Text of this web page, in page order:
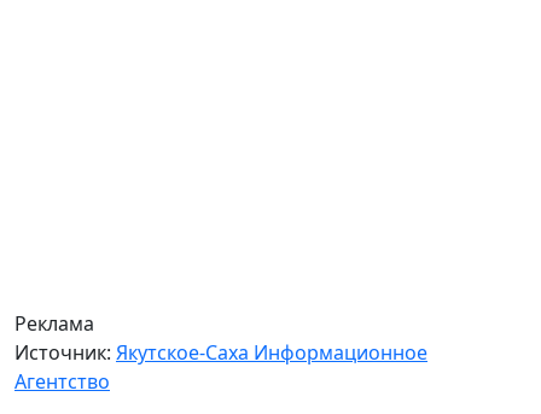
Реклама
Источник: Якутское-Саха Информационное
Агентство